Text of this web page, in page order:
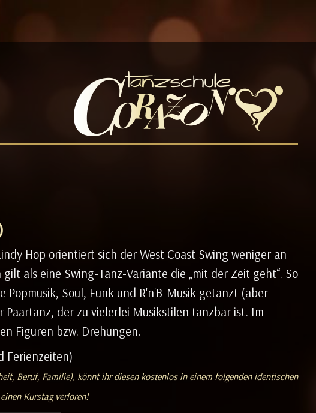
Hop orientiert sich der West Coast Swing weniger an
als eine Swing-Tanz-Variante die „mit der Zeit geht“. So
Soul, Funk und R'n'B-Musik getanzt (aber
der zu vielerlei Musikstilen tanzbar ist. Im
Figuren bzw. Drehungen.
Ferienzeiten)
Beruf, Familie), könnt ihr diesen kostenlos in einem folgenden identischen
Kurstag verloren!